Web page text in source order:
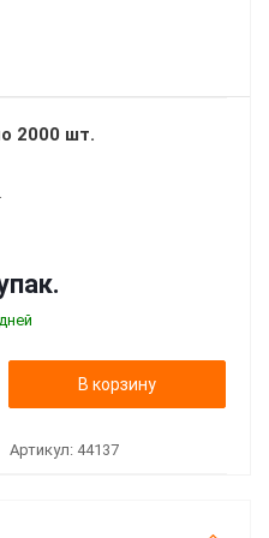
2000 шт.
В корзину
Артикул: 44137